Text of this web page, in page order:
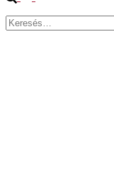
menu
Keresés: